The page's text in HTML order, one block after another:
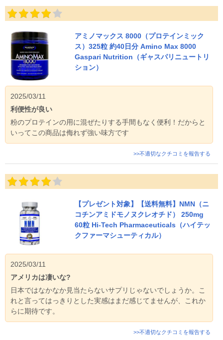
アミノマックス 8000（プロテインミック
ス）325粒 約40日分 Amino Max 8000
Gaspari Nutrition（ギャスパリニュートリ
ション）
2025/03/11
利便性が良い
粉のプロテインの用に混ぜたりする手間もなく便利！だからと
いってこの商品は侮れず強い味方です
>>不適切なクチコミを報告する
【プレゼント対象】【送料無料】NMN（ニ
コチンアミドモノヌクレオチド） 250mg
60粒 Hi-Tech Pharmaceuticals（ハイテッ
クファーマシューティカル）
2025/03/11
アメリカは凄いな?
日本ではなかなか見当たらないサプリじゃないでしょうか。こ
れと言ってはっきりとした実感はまだ感じてませんが、これか
らに期待です。
>>不適切なクチコミを報告する